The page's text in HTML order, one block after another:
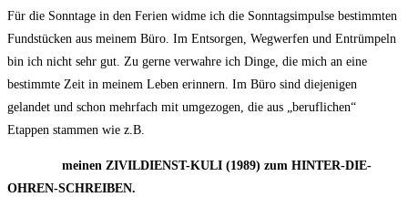
Für die Sonntage in den Ferien widme ich die Sonntagsimpulse bestimmten
Fundstücken aus meinem Büro. Im Entsorgen, Wegwerfen und Entrümpeln
bin ich nicht sehr gut. Zu gerne verwahre ich Dinge, die mich an eine
bestimmte Zeit in meinem Leben erinnern. Im Büro sind diejenigen
gelandet und schon mehrfach mit umgezogen, die aus „beruflichen“
Etappen stammen wie z.B.
meinen ZIVILDIENST-KULI (1989) zum HINTER-DIE-
OHREN-SCHREIBEN.